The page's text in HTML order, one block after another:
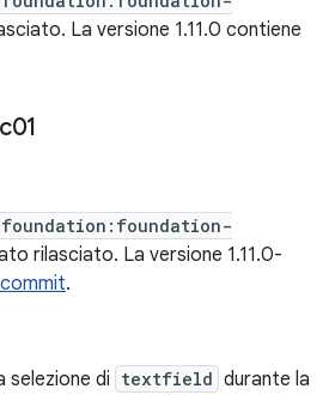
La versione 1.11.0 contiene
rilasciato. La versione 1.11.0-
.
selezione di textfield durante la